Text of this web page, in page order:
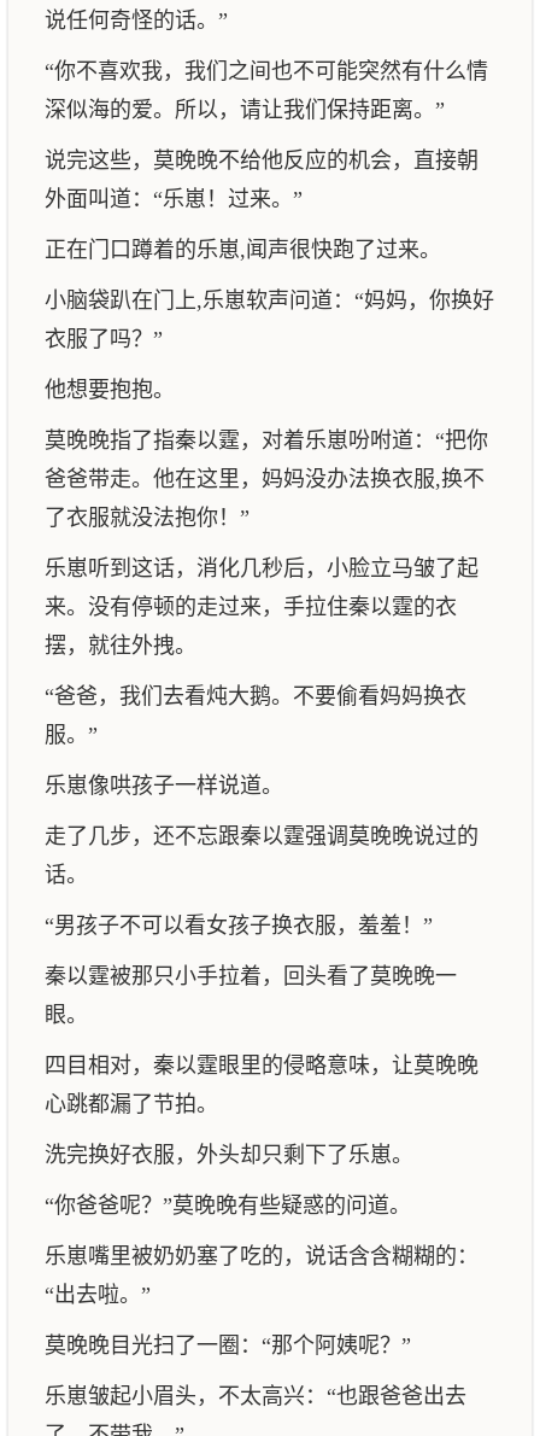
说任何奇怪的话。”
“你不喜欢我，我们之间也不可能突然有什么情
深似海的爱。所以，请让我们保持距离。”
说完这些，莫晚晚不给他反应的机会，直接朝
外面叫道：“乐崽！过来。”
正在门口蹲着的乐崽,闻声很快跑了过来。
小脑袋趴在门上,乐崽软声问道：“妈妈，你换好
衣服了吗？”
他想要抱抱。
莫晚晚指了指秦以霆，对着乐崽吩咐道：“把你
爸爸带走。他在这里，妈妈没办法换衣服,换不
了衣服就没法抱你！”
乐崽听到这话，消化几秒后，小脸立马皱了起
来。没有停顿的走过来，手拉住秦以霆的衣
摆，就往外拽。
“爸爸，我们去看炖大鹅。不要偷看妈妈换衣
服。”
乐崽像哄孩子一样说道。
走了几步，还不忘跟秦以霆强调莫晚晚说过的
话。
“男孩子不可以看女孩子换衣服，羞羞！”
秦以霆被那只小手拉着，回头看了莫晚晚一
眼。
四目相对，秦以霆眼里的侵略意味，让莫晚晚
心跳都漏了节拍。
洗完换好衣服，外头却只剩下了乐崽。
“你爸爸呢？”莫晚晚有些疑惑的问道。
乐崽嘴里被奶奶塞了吃的，说话含含糊糊的：
“出去啦。”
莫晚晚目光扫了一圈：“那个阿姨呢？”
乐崽皱起小眉头，不太高兴：“也跟爸爸出去